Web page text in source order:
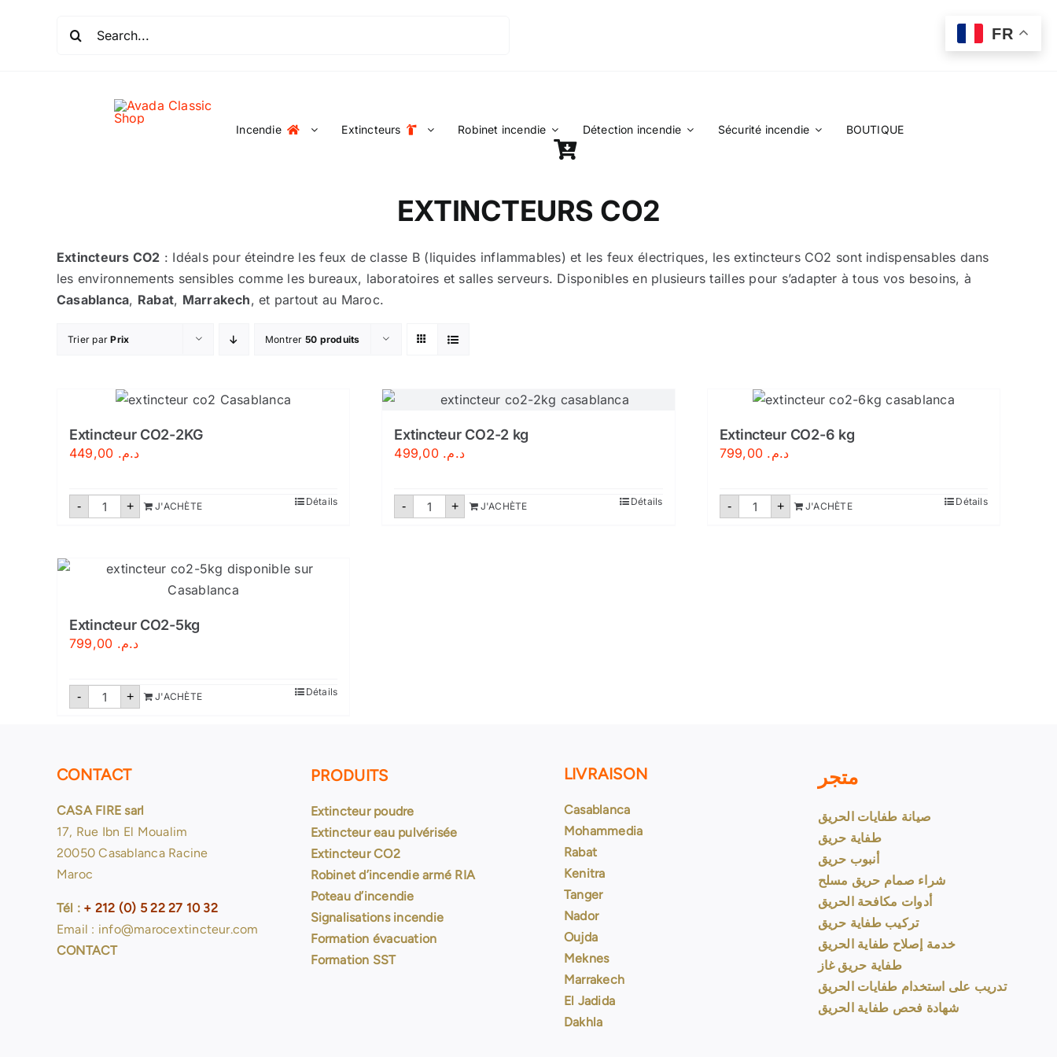
Incendie Extincteurs Robinet incendie Détection incendie Sécurité incendie BOUTIQUE
EXTINCTEURS CO2
Extincteurs CO2 : Idéals pour éteindre les feux de classe B (liquides inflammables) et les feux électriques, les extincteurs CO2 sont indispensables dans
les environnements sensibles comme les bureaux, laboratoires et salles serveurs. Disponibles en plusieurs tailles pour s’adapter à tous vos besoins, à
Casablanca, Rabat, Marrakech, et partout au Maroc.
Trier parPrix Montrer 50 produits
Extincteur CO2-2KG
د.م.
- quantité
+ J'ACHÈTE Détails
Extincteur CO2-2 kg
د.م. 499,00
- quantité
+ J'ACHÈTE Détails
Extincteur CO2-6 kg
د.م.
- quantité
+ J'ACHÈTE Détails
Extincteur CO2-5kg
د.م.
- quantité
+ J'ACHÈTE Détails
CONTACT
CASA FIRE sarl
17, Rue Ibn El Moualim
20050 Casablanca Racine
Maroc
Tél : + 212 (0) 5 22 27 10 32
Email : info@marocextincteur.com
CONTACT
PRODUITS
Extincteur poudre
Extincteur eau pulvérisée
Extincteur CO2
Robinet d’incendie armé RIA
Poteau d’incendie
Signalisations incendie
Formation évacuation
Formation SST
LIVRAISON
Casablanca
Mohammedia
Rabat
Kenitra
Tanger
Nador
Oujda
Meknes
Marrakech
El Jadida
Dakhla
متجر
صيانة طفايات الحريق
طفاية حريق
أنبوب حريق
شراء صمام حريق مسلح
أدوات مكافحة الحريق
تركيب طفاية حريق
خدمة إصلاح طفاية الحريق
طفاية حريق غاز
تدريب على استخدام طفايات الحريق
شهادة فحص طفاية الحريق
FR